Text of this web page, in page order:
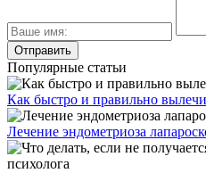
Популярные статьи
Как быстро и правильно
Лечение эндометриоза